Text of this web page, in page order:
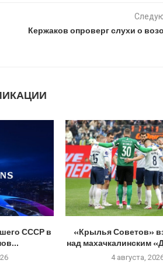
Кержаков опроверг слухи о
СССР в
«Крылья Советов»
над махачкалинским
4 августа,